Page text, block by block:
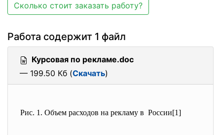
Сколько стоит заказать работу?
Работа содержит 1 файл
Курсовая по рекламе.doc
— 199.50 Кб (Скачать)
Рис. 1. Объем расходов на рекламу в России[1]